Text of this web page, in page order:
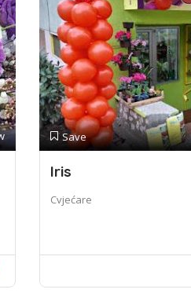
Save
Iris
Cvjećare